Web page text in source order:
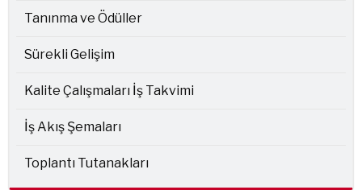
Tanınma ve Ödüller
Sürekli Gelişim
Kalite Çalışmaları İş Takvimi
İş Akış Şemaları
Toplantı Tutanakları